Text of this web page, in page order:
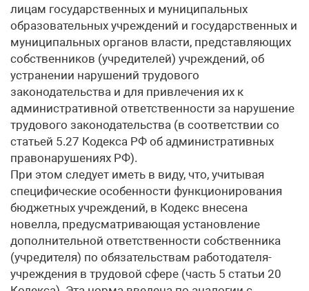
лицам государственных и муниципальных
образовательных учреждений и государственных и
муниципальных органов власти, представляющих
собственников (учредителей) учреждений, об
устранении нарушений трудового
законодательства и для привлечения их к
административной ответственности за нарушение
трудового законодательства (в соответствии со
статьей 5.27 Кодекса РФ об административных
правонарушениях РФ).
При этом следует иметь в виду, что, учитывая
специфические особенности функционирования
бюджетных учреждений, в Кодекс внесена
новелла, предусматривающая установление
дополнительной ответственности собственника
(учредителя) по обязательствам работодателя-
учреждения в трудовой сфере (часть 5 статьи 20